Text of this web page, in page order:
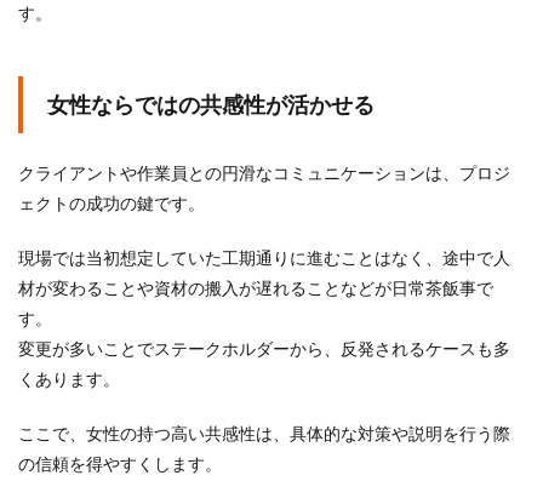
す。
女性ならではの共感性が活かせる
クライアントや作業員との円滑なコミュニケーションは、プロジ
ェクトの成功の鍵です。
現場では当初想定していた工期通りに進むことはなく、途中で人
材が変わることや資材の搬入が遅れることなどが日常茶飯事で
す。
変更が多いことでステークホルダーから、反発されるケースも多
くあります。
ここで、女性の持つ高い共感性は、具体的な対策や説明を行う際
の信頼を得やすくします。